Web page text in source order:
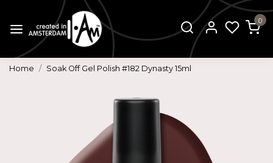
0
Home Soak Off Gel Polish #182 Dynasty 15ml